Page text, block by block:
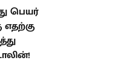
பெயர்
எதற்கு